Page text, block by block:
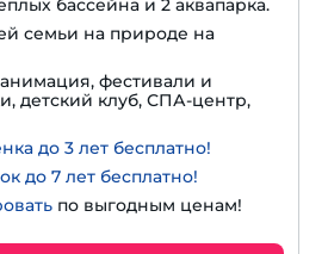
бассейна и 2 аквапарка.
семьи на природе на
фестивали и
детский клуб, СПА-центр,
до 3 лет бесплатно!
до 7 лет бесплатно!
по выгодным ценам!